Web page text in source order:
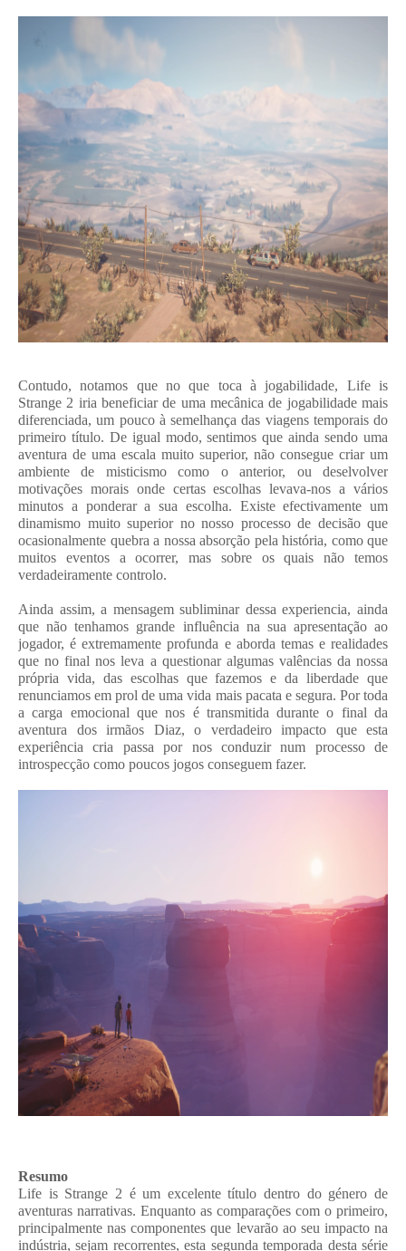
Contudo, notamos que no que toca à jogabilidade, Life is
Strange 2 iria beneficiar de uma mecânica de jogabilidade mais
diferenciada, um pouco à semelhança das viagens temporais do
primeiro título. De igual modo, sentimos que ainda sendo uma
aventura de uma escala muito superior, não consegue criar um
ambiente de misticismo como o anterior, ou deselvolver
motivações morais onde certas escolhas levava-nos a vários
minutos a ponderar a sua escolha. Existe efectivamente um
dinamismo muito superior no nosso processo de decisão que
ocasionalmente quebra a nossa absorção pela história, como que
muitos eventos a ocorrer, mas sobre os quais não temos
verdadeiramente controlo.
Ainda assim, a mensagem subliminar dessa experiencia, ainda
que não tenhamos grande influência na sua apresentação ao
jogador, é extremamente profunda e aborda temas e realidades
que no final nos leva a questionar algumas valências da nossa
própria vida, das escolhas que fazemos e da liberdade que
renunciamos em prol de uma vida mais pacata e segura. Por toda
a carga emocional que nos é transmitida durante o final da
aventura dos irmãos Diaz, o verdadeiro impacto que esta
experiência cria passa por nos conduzir num processo de
introspecção como poucos jogos conseguem fazer.
Resumo
Life is Strange 2 é um excelente título dentro do género de
aventuras narrativas. Enquanto as comparações com o primeiro,
principalmente nas componentes que levarão ao seu impacto na
indústria, sejam recorrentes, esta segunda temporada desta série